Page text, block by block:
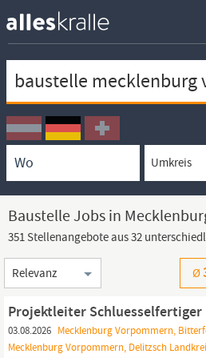
Ortssuche
Umkreissuche
Arbeitsform
Baustelle Jobs in
351 Stellenangebote aus 32
Sortierung
Ø
Projektleiter Schluesselfertiger
03.08.2026 Mecklenburg Vorpommern,
Mecklenburg Vorpommern, Delitzsch